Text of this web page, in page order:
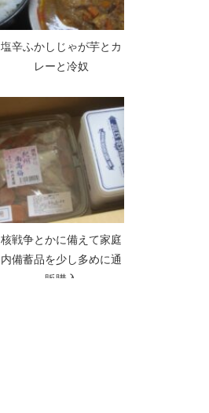
塩辛ふかしじゃが芋とカ
レーと冷奴
核戦争とかに備えて家庭
内備蓄品を少し多めに通
販購入